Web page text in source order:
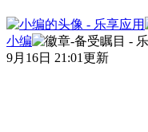
小编
9月16日 21:01更新